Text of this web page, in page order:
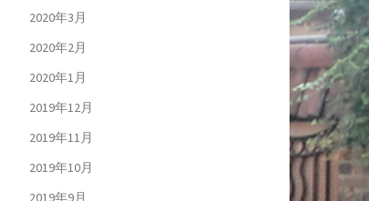
2020年3月
2020年2月
2020年1月
2019年12月
2019年11月
2019年10月
2019年9月